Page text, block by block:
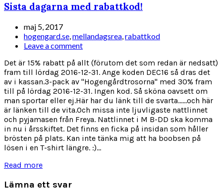
Sista dagarna med rabattkod!
maj 5, 2017
hogengard.se,mellandagsrea,rabattkod
Leave a comment
Det är 15% rabatt på allt (förutom det som redan är nedsatt)
fram till lördag 2016-12-31. Ange koden DEC16 så dras det
av i kassan.3-pack av "Hogengårdtrosorna" med 30% fram
till på lördag 2016-12-31. Ingen kod. Så sköna oavsett om
man sportar eller ej.Här har du länk till de svarta......och här
är länken till de vita.Och missa inte ljuvligaste nattlinnet
och pyjamasen från Freya. Nattlinnet i M B-DD ska komma
in nu i årsskiftet. Det finns en ficka på insidan som håller
brösten på plats. Kan inte tänka mig att ha boobsen på
lösen i en T-shirt längre. :)...
Read more
Lämna ett svar